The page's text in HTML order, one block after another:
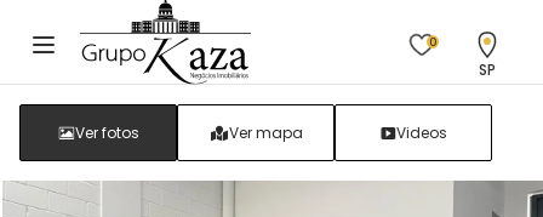
0
SP
Ver fotos Ver mapa Videos